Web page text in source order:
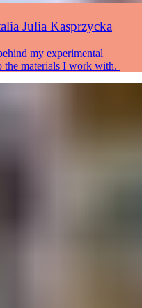
Julia Kasprzycka
my experimental
the materials I work with.